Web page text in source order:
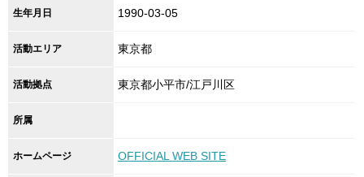
生年月日 1990-03-05
活動エリア 東京都
活動拠点 東京都小平市/江戸川区
所属
ホームページ OFFICIAL WEB SITE